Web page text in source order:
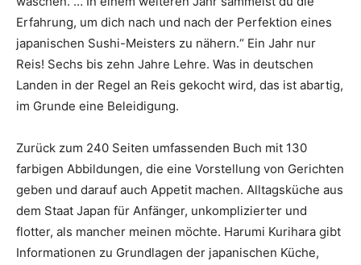
Erfahrung, um dich nach und nach der Perfektion eines
japanischen Sushi-Meisters zu nähern.“ Ein Jahr nur
Reis! Sechs bis zehn Jahre Lehre. Was in deutschen
Landen in der Regel an Reis gekocht wird, das ist abartig,
im Grunde eine Beleidigung.
Zurück zum 240 Seiten umfassenden Buch mit 130
farbigen Abbildungen, die eine Vorstellung von Gerichten
geben und darauf auch Appetit machen. Alltagsküche aus
dem Staat Japan für Anfänger, unkomplizierter und
flotter, als mancher meinen möchte. Harumi Kurihara gibt
Informationen zu Grundlagen der japanischen Küche,